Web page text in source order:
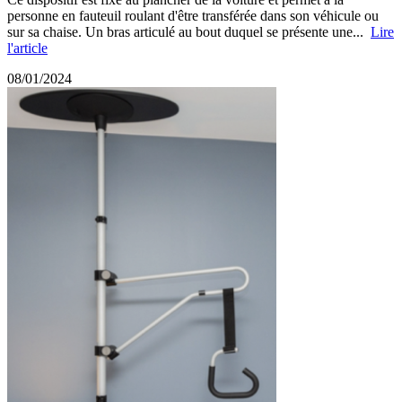
personne en fauteuil roulant d'être transférée dans son véhicule ou
sur sa chaise. Un bras articulé au bout duquel se présente une... Lire
l'article
08/01/2024